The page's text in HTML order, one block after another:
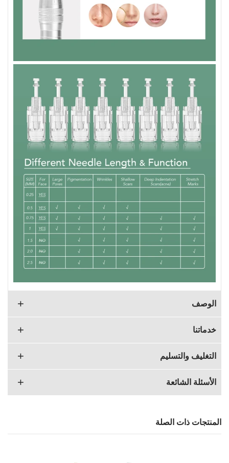
الوصف
خدماتنا
التغليف والتسليم
الأسئلة الشائعة
المنتجات ذات الصلة